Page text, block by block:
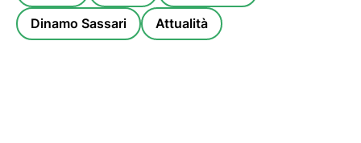
Dinamo Sassari Attualità